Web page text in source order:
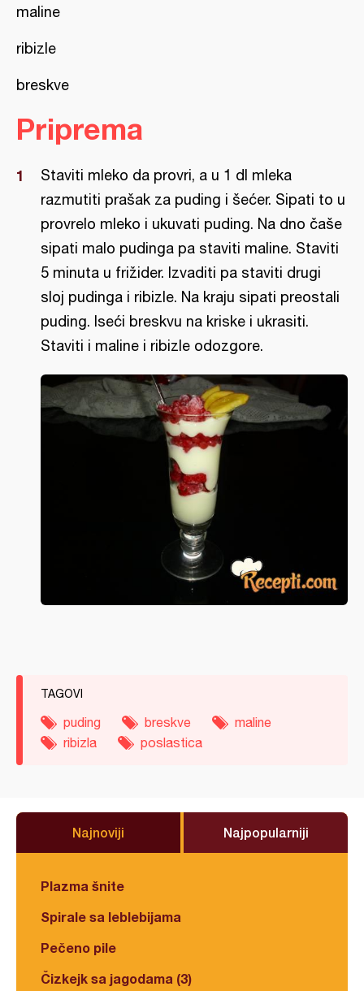
maline
ribizle
breskve
Priprema
Staviti mleko da provri, a u 1 dl mleka
razmutiti prašak za puding i šećer. Sipati to u
provrelo mleko i ukuvati puding. Na dno čaše
sipati malo pudinga pa staviti maline. Staviti
5 minuta u frižider. Izvaditi pa staviti drugi
sloj pudinga i ribizle. Na kraju sipati preostali
puding. Iseći breskvu na kriske i ukrasiti.
Staviti i maline i ribizle odozgore.
TAGOVI
puding breskve
maline
ribizla
poslastica
Najnoviji Najpopularniji
Plazma šnite
Spirale sa leblebijama
Pečeno pile
Čizkejk sa jagodama (3)